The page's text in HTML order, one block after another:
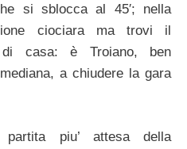
si sblocca al 45′; nella
ciociara ma trovi il
di casa: è Troiano, ben
a chiudere la gara
piu’ attesa della